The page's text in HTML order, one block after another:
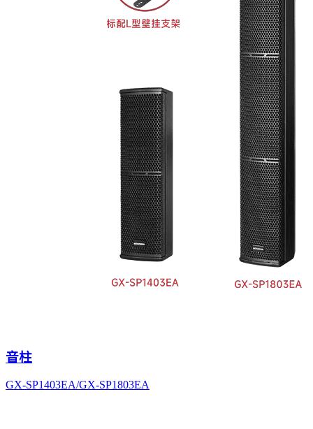
音柱
GX-SP1403EA/GX-SP1803EA